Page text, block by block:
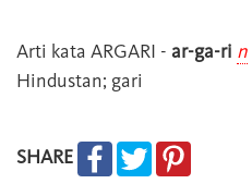
Arti kata ARGARI - ar-ga-ri n
Hindustan; gari
SHARE